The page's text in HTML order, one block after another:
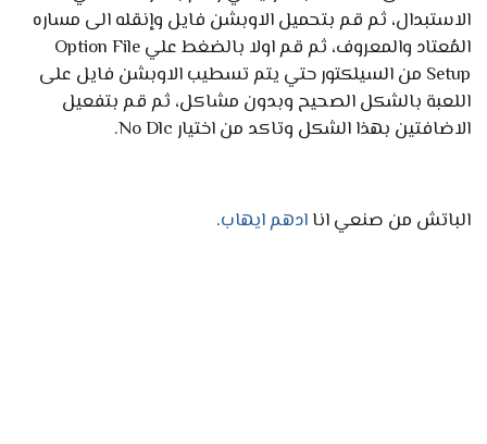
الاستبدال، ثم قم بتحميل الاوبشن فايل وإنقله الى مساره
المُعتاد والمعروف، ثم قم اولا بالضغط علي Option File
Setup من السيلكتور حتي يتم تسطيب الاوبشن فايل على
اللعبة بالشكل الصحيح وبدون مشاكل، ثم قم بتفعيل
الاضافتين بهذا الشكل وتاكد من اختيار No Dlc.
الباتش من صنعي اناادهم ايهاب.